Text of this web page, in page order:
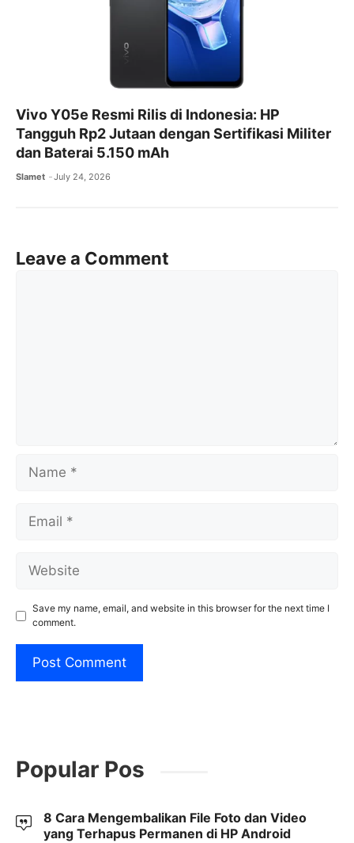
Vivo Y05e Resmi Rilis di Indonesia: HP
Tangguh Rp2 Jutaan dengan Sertifikasi Militer
dan Baterai 5.150 mAh
Slamet July 24, 2026
Leave a Comment
Name
Email
Website
Save my name, email, and website in this browser for the next time I
comment.
Popular Pos
8 Cara Mengembalikan File Foto dan Video
yang Terhapus Permanen di HP Android